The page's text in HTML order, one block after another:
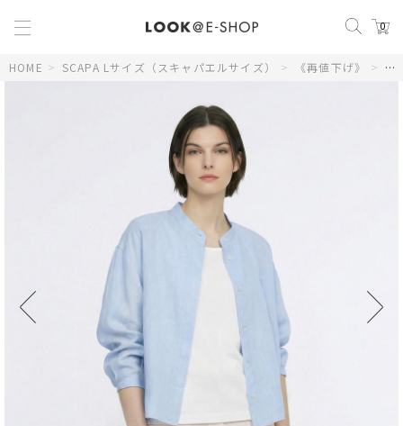
0
HOME > SCAPA Lサイズ（スキャパエルサイズ） > 《再値下げ》 > 【